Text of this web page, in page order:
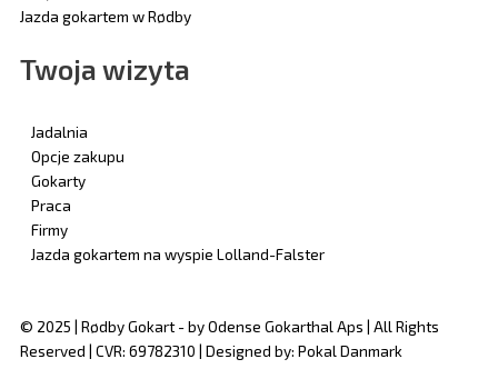
Jazda gokartem w Rødby
Twoja wizyta
Jadalnia
Opcje zakupu
Gokarty
Praca
Firmy
Jazda gokartem na wyspie Lolland-Falster
© 2025 | Rødby Gokart - by Odense Gokarthal Aps | All Rights
Reserved | CVR: 69782310 | Designed by: Pokal Danmark